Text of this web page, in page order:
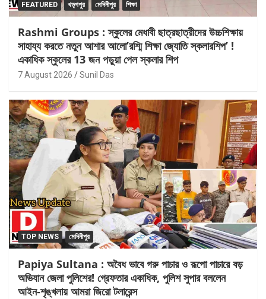
FEATURED খড়্গপুর মেদিনীপুর শিক্ষা
Rashmi Groups : স্কুলের মেধাবী ছাত্রছাত্রীদের উচ্চশিক্ষায়
সাহায্য করতে নতুন আশার আলো’রশ্মি শিক্ষা জ্যোতি স্কলারশিপ’ !
একাধিক স্কুলের 13 জন পড়ুয়া পেল স্কলার শিপ
7 August 2026 Sunil Das
TOP NEWS মেদিনীপুর
Papiya Sultana : অবৈধ ভাবে গরু পাচার ও রূপো পাচারে বড়
অভিযান জেলা পুলিশের! গ্রেফতার একাধিক, পুলিশ সুপার বললেন
আইন-শৃঙ্খলায় আমরা জিরো টলারেন্স